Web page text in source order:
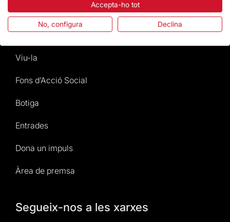
Gaudí
La Basílica
Viu-la
Fons d’Acció Social
Botiga
Entrades
Dona un impuls
Àrea de premsa
Segueix-nos a les xarxes
Accepta-ho tot
No, configura Declina